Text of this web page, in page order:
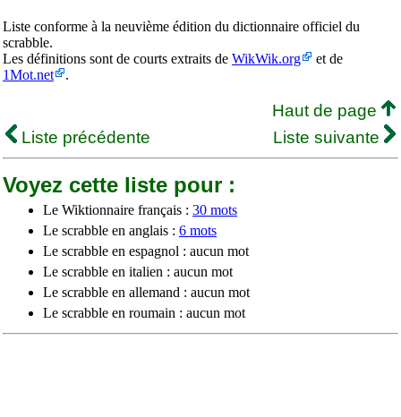
Liste conforme à la neuvième édition du dictionnaire officiel du
scrabble.
Les définitions sont de courts extraits de WikWik.org
et de
1Mot.net
.
Haut de page
Liste précédente
Liste suivante
Voyez cette liste pour :
Le Wiktionnaire français : 30 mots
Le scrabble en anglais : 6 mots
Le scrabble en espagnol : aucun mot
Le scrabble en italien : aucun mot
Le scrabble en allemand : aucun mot
Le scrabble en roumain : aucun mot